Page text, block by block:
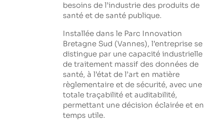
besoins de l’industrie des produits de
santé et de santé publique.
Installée dans le Parc Innovation
Bretagne Sud (Vannes), l’entreprise se
distingue par une capacité industrielle
de traitement massif des données de
santé, à l’état de l’art en matière
règlementaire et de sécurité, avec une
totale traçabilité et auditabilité,
permettant une décision éclairée et en
temps utile.